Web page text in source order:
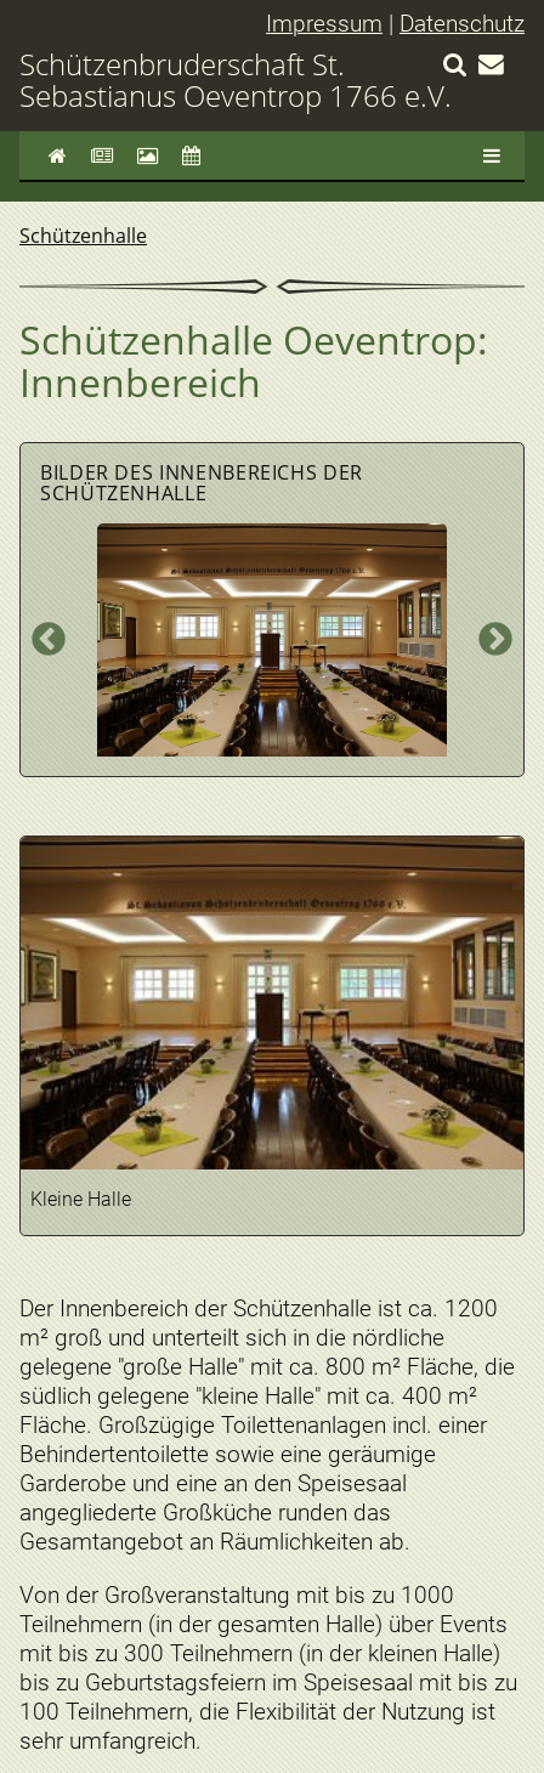
Impressum | Datenschutz
Schützenbruderschaft St.
Sebastianus Oeventrop 1766 e.V.
Schützenhalle
Schützenhalle Oeventrop:
Innenbereich
BILDER DES INNENBEREICHS DER
SCHÜTZENHALLE
Kleine Halle
Der Innenbereich der Schützenhalle ist ca. 1200
m² groß und unterteilt sich in die nördliche
gelegene "große Halle" mit ca. 800 m² Fläche, die
südlich gelegene "kleine Halle" mit ca. 400 m²
Fläche. Großzügige Toilettenanlagen incl. einer
Behindertentoilette sowie eine geräumige
Garderobe und eine an den Speisesaal
angegliederte Großküche runden das
Gesamtangebot an Räumlichkeiten ab.
Von der Großveranstaltung mit bis zu 1000
Teilnehmern (in der gesamten Halle) über Events
mit bis zu 300 Teilnehmern (in der kleinen Halle)
bis zu Geburtstagsfeiern im Speisesaal mit bis zu
100 Teilnehmern, die Flexibilität der Nutzung ist
sehr umfangreich.